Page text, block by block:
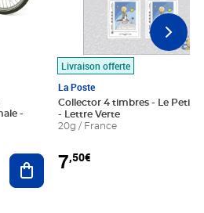
Ajouter au panier
Livraison offerte
La Poste
Collector 4 timbres - Le Petit
- Lettre Verte
20g / France
7,50€